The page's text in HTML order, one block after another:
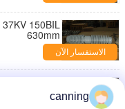
630mm
الاستفسار الآن
34.5KV
canning